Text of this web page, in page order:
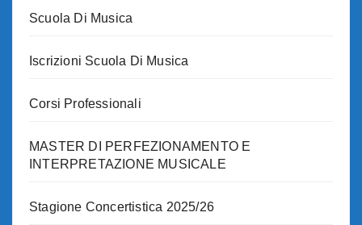
Scuola Di Musica
Iscrizioni Scuola Di Musica
Corsi Professionali
MASTER DI PERFEZIONAMENTO E
INTERPRETAZIONE MUSICALE
Stagione Concertistica 2025/26